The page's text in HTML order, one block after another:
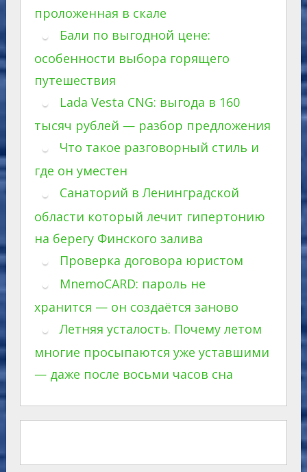
проложенная в скале
Бали по выгодной цене:
особенности выбора горящего
путешествия
Lada Vesta CNG: выгода в 160
тысяч рублей — разбор предложения
Что такое разговорный стиль и
где он уместен
Санаторий в Ленинградской
области который лечит гипертонию
на берегу Финского залива
Проверка договора юристом
MnemoCARD: пароль не
хранится — он создаётся заново
Летняя усталость. Почему летом
многие просыпаются уже уставшими
— даже после восьми часов сна